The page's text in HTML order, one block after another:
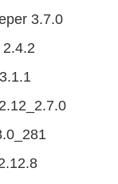
3.7.0
2.4.2